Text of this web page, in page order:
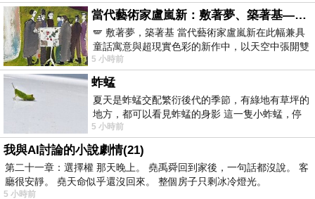
當代藝術家盧嵐新：敷著夢、築著基——讓筆觸成為存在過的證據，將相遇的溫度熔鑄成新的模樣
🪽 敷著夢，築著基 當代藝術家盧嵐新在此幅兼具
童話寓意與超現實色彩的新作中，以天空中張開雙
翼的神聖形象與地面上聚集的人群對話，
5 小時前
蚱蜢
夏天是蚱蜢交配繁衍後代的季節，有綠地有草坪的
地方，都可以看見蚱蜢的身影 這一隻小蚱蜢，停
在車頂上，怎麼樣小心驅趕，都無動
5 小時前
我與AI討論的小說劇情(21)
第二十一章：選擇權 那天晚上。 堯禹舜回到家後，一句話都沒說。 客
廳很安靜。 堯天命似乎還沒回來。 整個房子只剩冰冷燈光。
5 小時前